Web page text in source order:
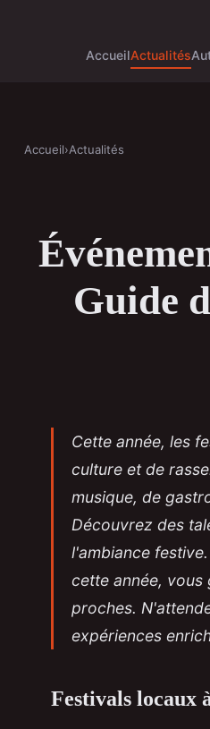
AccueilActualités
Accueil›Actualités
Guide
Cette année, les
culture et de
musique, de
Découvrez des
l'ambiance
cette année, vous
proches.
expériences
Festivals locaux